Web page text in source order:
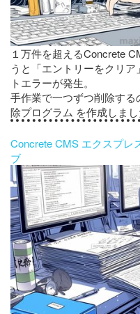
１万件を超えるConcrete
うと「エントリーをクリ
トエラーが発生。
手作業で一つずつ削除す
除プログラム を作成しまし
Concrete CMS エクスプレ
ブ